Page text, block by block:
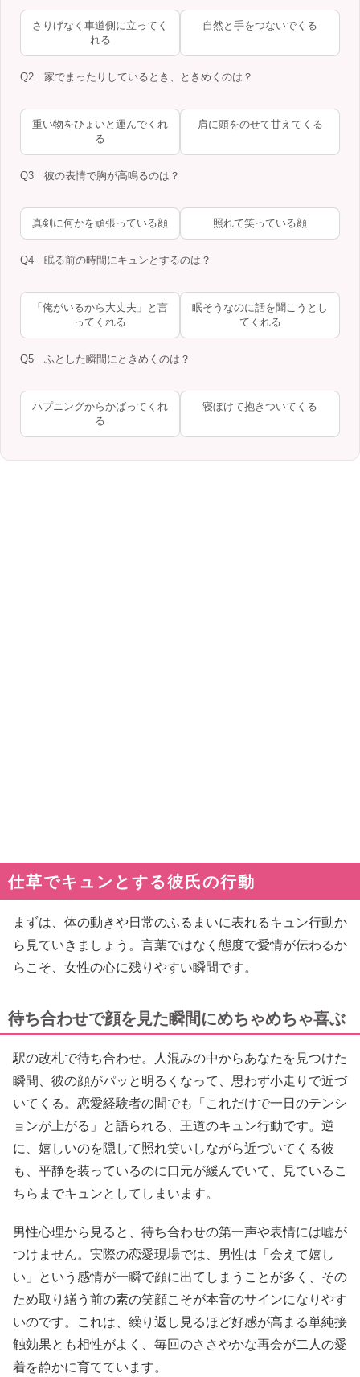
さりげなく車道側に立ってく
れる
自然と手をつないでくる
Q2 家でまったりしているとき、ときめくのは？
重い物をひょいと運んでくれ
る
肩に頭をのせて甘えてくる
Q3 彼の表情で胸が高鳴るのは？
真剣に何かを頑張っている顔 照れて笑っている顔
Q4 眠る前の時間にキュンとするのは？
「俺がいるから大丈夫」と言
ってくれる
眠そうなのに話を聞こうとし
てくれる
Q5 ふとした瞬間にときめくのは？
ハプニングからかばってくれ
る
寝ぼけて抱きついてくる
仕草でキュンとする彼氏の行動
まずは、体の動きや日常のふるまいに表れるキュン行動か
ら見ていきましょう。言葉ではなく態度で愛情が伝わるか
らこそ、女性の心に残りやすい瞬間です。
待ち合わせで顔を見た瞬間にめちゃめちゃ喜ぶ
駅の改札で待ち合わせ。人混みの中からあなたを見つけた
瞬間、彼の顔がパッと明るくなって、思わず小走りで近づ
いてくる。恋愛経験者の間でも「これだけで一日のテンシ
ョンが上がる」と語られる、王道のキュン行動です。逆
に、嬉しいのを隠して照れ笑いしながら近づいてくる彼
も、平静を装っているのに口元が緩んでいて、見ているこ
ちらまでキュンとしてしまいます。
男性心理から見ると、待ち合わせの第一声や表情には嘘が
つけません。実際の恋愛現場では、男性は「会えて嬉し
い」という感情が一瞬で顔に出てしまうことが多く、その
ため取り繕う前の素の笑顔こそが本音のサインになりやす
いのです。これは、繰り返し見るほど好感が高まる単純接
触効果とも相性がよく、毎回のささやかな再会が二人の愛
着を静かに育てています。